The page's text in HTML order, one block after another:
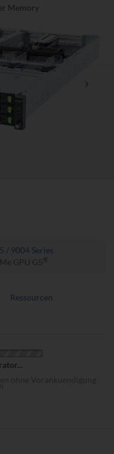
Memory
/ 9004 Series
GPU G5
Ressourcen